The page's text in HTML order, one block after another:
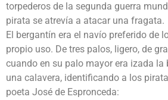
torpederos de la segunda guerra
pirata se atrevía a atacar una fragata.
El bergantín era el navío preferido de
propio uso. De tres palos, ligero, de
cuando en su palo mayor era izada la
una calavera, identificando a los
poeta José de Espronceda: